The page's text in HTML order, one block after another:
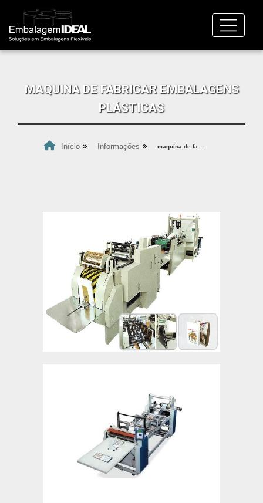
MAQUINA DE FABRICAR EMBALAGENS
PLÁSTICAS
Início Informações